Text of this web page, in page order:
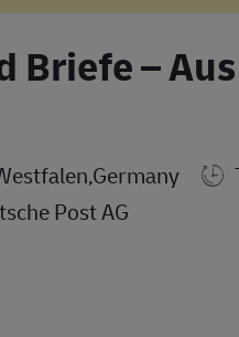
Briefe –
Post AG